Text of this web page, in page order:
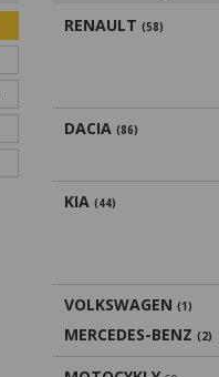
RENAULT (58)
DACIA (86)
KIA (44)
VOLKSWAGEN (1)
MERCEDES-BENZ (2)